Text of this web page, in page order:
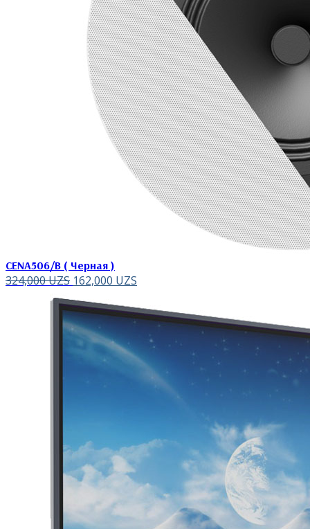
CENA506/B ( Черная )
324,000UZS 162,000 UZS